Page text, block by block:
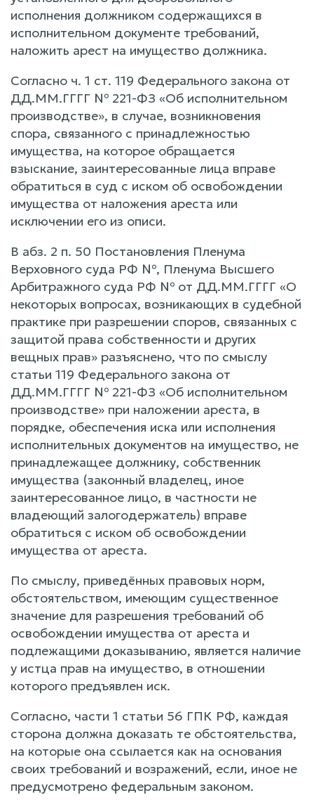
исполнения должником содержащихся в
исполнительном документе требований,
наложить арест на имущество должника.
Согласно ч. 1 ст. 119 Федерального закона от
ДД.ММ.ГГГГ № 221-ФЗ «Об исполнительном
производстве», в случае, возникновения
спора, связанного с принадлежностью
имущества, на которое обращается
взыскание, заинтересованные лица вправе
обратиться в суд с иском об освобождении
имущества от наложения ареста или
исключении его из описи.
В абз. 2 п. 50 Постановления Пленума
Верховного суда РФ №, Пленума Высшего
Арбитражного суда РФ № от ДД.ММ.ГГГГ «О
некоторых вопросах, возникающих в судебной
практике при разрешении споров, связанных с
защитой права собственности и других
вещных прав» разъяснено, что по смыслу
статьи 119 Федерального закона от
ДД.ММ.ГГГГ № 221-ФЗ «Об исполнительном
производстве» при наложении ареста, в
порядке, обеспечения иска или исполнения
исполнительных документов на имущество, не
принадлежащее должнику, собственник
имущества (законный владелец, иное
заинтересованное лицо, в частности не
владеющий залогодержатель) вправе
обратиться с иском об освобождении
имущества от ареста.
По смыслу, приведённых правовых норм,
обстоятельством, имеющим существенное
значение для разрешения требований об
освобождении имущества от ареста и
подлежащими доказыванию, является наличие
у истца прав на имущество, в отношении
которого предъявлен иск.
Согласно, части 1 статьи 56 ГПК РФ, каждая
сторона должна доказать те обстоятельства,
на которые она ссылается как на основания
своих требований и возражений, если, иное не
предусмотрено федеральным законом.